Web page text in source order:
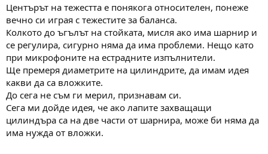
Центърът на тежестта е понякога относителен, понеже
вечно си играя с тежестите за баланса.
Колкото до ъгълът на стойката, мисля ако има шарнир и
се регулира, сигурно няма да има проблеми. Нещо като
при микрофоните на естрадните изпълнители.
Ще премеря диаметрите на цилиндрите, да имам идея
какви да са вложките.
До сега не съм ги мерил, признавам си.
Сега ми дойде идея, че ако лапите захващащи
цилиндъра са на две части от шарнира, може би няма да
има нужда от вложки.